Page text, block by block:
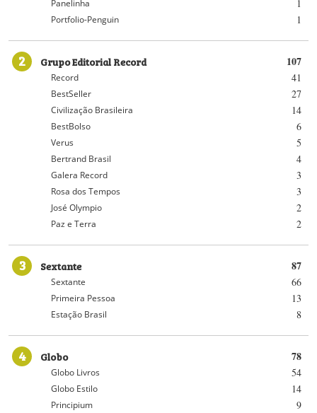
1
Panelinha
1
Portfolio-Penguin
2 107
Grupo Editorial Record
41
Record
27
BestSeller
14
Civilização Brasileira
6
BestBolso
5
Verus
4
Bertrand Brasil
3
Galera Record
3
Rosa dos Tempos
2
José Olympio
2
Paz e Terra
3 87
Sextante
66
Sextante
13
Primeira Pessoa
8
Estação Brasil
4 78
Globo
54
Globo Livros
14
Globo Estilo
9
Principium